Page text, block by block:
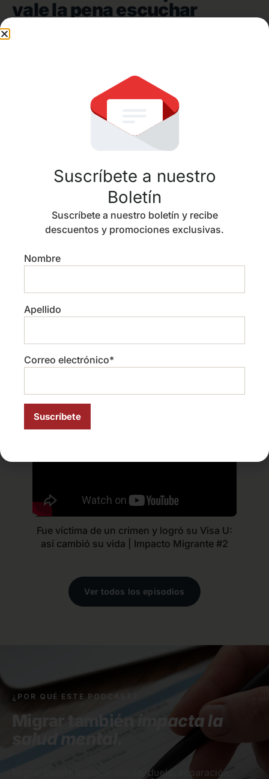
vale la pena escuchar
Nuevo Podcast de Inmigración, Impacto
Migrante
Cambios en Inmigración 2026: Lo que
EP 1
Fue víctima de un crimen y logró su Visa U:
así cambió su vida | Impacto Migrante #2
Ver todos los episodios
¿POR QUÉ ESTE PODCAST?
Migrar también
impacta la
salud mental.
Migrar puede implicar miedo, duelo, separación,
Suscríbete a nuestro
Boletín
Suscríbete a nuestro boletín y recibe
descuentos y promociones exclusivas.
Nombre
Apellido
Correo electrónico*